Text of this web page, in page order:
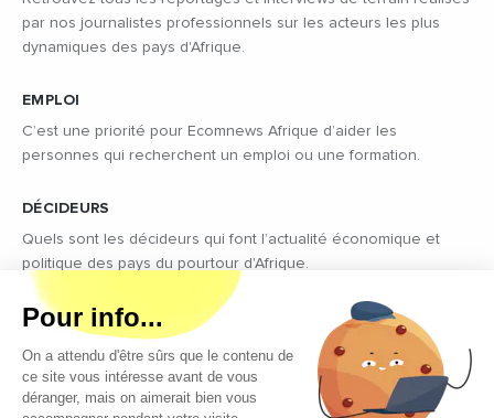
par nos journalistes professionnels sur les acteurs les plus
dynamiques des pays d'Afrique.
EMPLOI
C’est une priorité pour Ecomnews Afrique d’aider les
personnes qui recherchent un emploi ou une formation.
DÉCIDEURS
Quels sont les décideurs qui font l’actualité économique et
politique des pays du pourtour d'Afrique.